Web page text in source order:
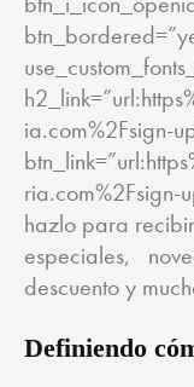
ia.com%2Fsign-
ria.com%2Fsign-
hazlo para
especiales,
descuento y
Definiendo